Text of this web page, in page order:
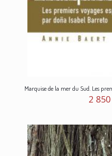
Marquise de la mer du Sud. Les
2 850